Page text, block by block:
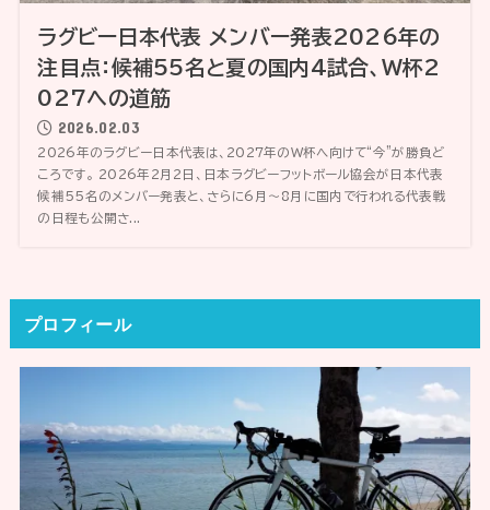
ラグビー日本代表 メンバー発表2026年の
注目点：候補55名と夏の国内4試合、W杯2
027への道筋
2026.02.03
2026年のラグビー日本代表は、2027年のW杯へ向けて“今”が勝負ど
ころです。 2026年2月2日、日本ラグビーフットボール協会が日本代表
候補55名のメンバー発表と、さらに6月〜8月に国内で行われる代表戦
の日程も公開さ...
プロフィール